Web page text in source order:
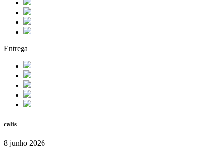
Entrega
calis
8 junho 2026